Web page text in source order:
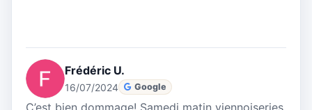
Frédéric U.
16/07/2024 Google
C’est bien dommage! Samedi matin viennoiseries